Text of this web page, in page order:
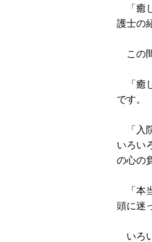
「癒
護士の
この
「癒
です。
「入
いろい
の心の
「本
頭に迷
いろ